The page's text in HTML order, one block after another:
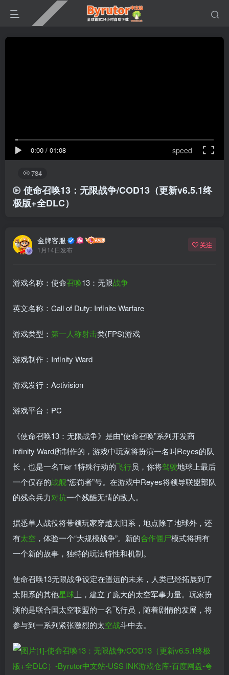
0:00 / 01:08 speed
784
使命召唤13：无限战争/COD13 （更新v6.5.1终
极版+全DLC）
金牌客服
1月14日发布
关注
游戏名称：使命召唤13：无限战争
英文名称：Call of Duty: Infinite Warfare
游戏类型： 第一人称射击类(FPS)游戏
游戏制作：Infinity Ward
游戏发行：Activision
游戏平台：PC
《使命召唤13：无限战争》是由“使命召唤”系列开发商
Infinity Ward所制作的，游戏中玩家将扮演一名叫Reyes的队
长，也是一名Tier 1特殊行动的飞行员，你将驾驶地球上最后
一个仅存的战舰“惩罚者”号。在游戏中Reyes将领导联盟部队
的残余兵力对抗一个残酷无情的敌人。
据悉单人战役将带领玩家穿越太阳系，地点除了地球外，还
有太空 ，体验一个“大规模战争”。新的合作僵尸模式将拥有
一个新的故事，独特的玩法特性和机制。
使命召唤13无限战争设定在遥远的未来，人类已经拓展到了
太阳系的其他星球 上，建立了庞大的太空军事力量。玩家扮
演的是联合国太空联盟的一名飞行员，随着剧情的发展，将
参与到一系列紧张激烈的太空战斗中去。